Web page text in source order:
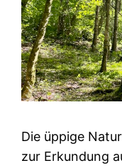
Die üppige
zur Erkundung